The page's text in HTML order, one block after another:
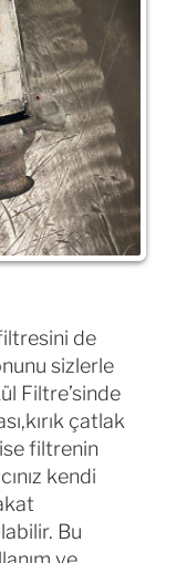
de
sizlerle
Filtre’sinde
çatlak
filtrenin
kendi
Bu